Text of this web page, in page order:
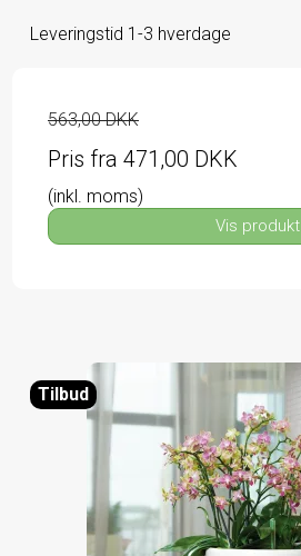
Leveringstid 1-3 hverdage
563,00 DKK
Pris fra 471,00 DKK
(inkl. moms)
Vis produkt
Tilbud